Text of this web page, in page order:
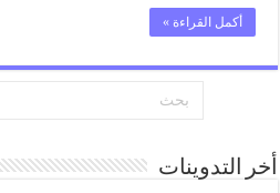
أكمل القراءة »
أخر التدوينات